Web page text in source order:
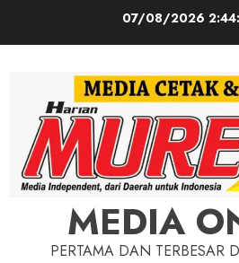
07/08/2026
MEDIA
PERTAMA DAN TERBESAR